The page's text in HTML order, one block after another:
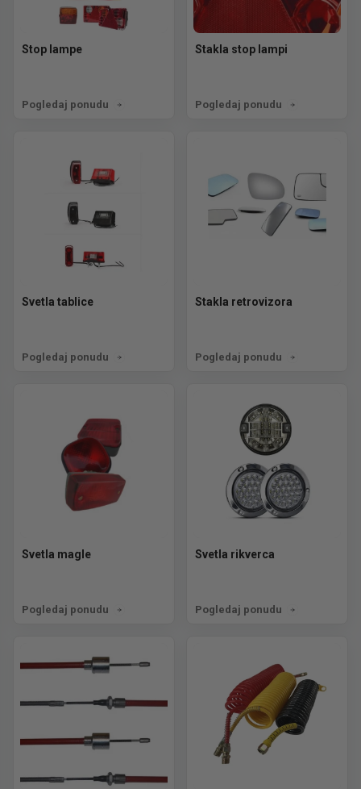
Stop lampe
Pogledaj ponudu
Stakla stop lampi
Pogledaj ponudu
Svetla tablice
Pogledaj ponudu
Stakla retrovizora
Pogledaj ponudu
Svetla magle
Pogledaj ponudu
Svetla rikverca
Pogledaj ponudu